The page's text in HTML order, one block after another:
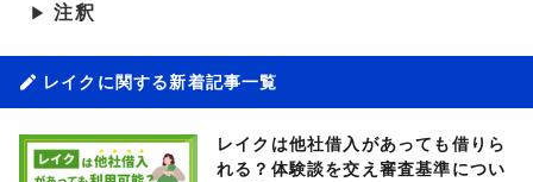
▶ 注釈
レイクに関する新着記事一覧
レイクは他社借入があっても借りら
れる？体験談を交え審査基準につい